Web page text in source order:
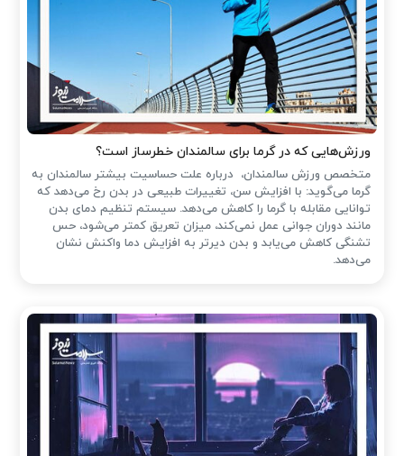
ورزش‌هایی که در گرما برای سالمندان خطرساز است؟
متخصص ورزش سالمندان، درباره علت حساسیت بیشتر سالمندان به
گرما می‌گوید: با افزایش سن، تغییرات طبیعی در بدن رخ می‌دهد که
توانایی مقابله با گرما را کاهش می‌دهد. سیستم تنظیم دمای بدن
مانند دوران جوانی عمل نمی‌کند، میزان تعریق کمتر می‌شود، حس
تشنگی کاهش می‌یابد و بدن دیرتر به افزایش دما واکنش نشان
می‌دهد.